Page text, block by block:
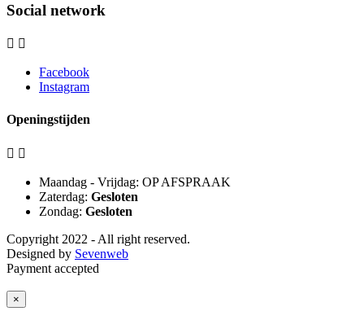
Social network
 
Facebook
Instagram
Openingstijden
 
Maandag - Vrijdag: OP AFSPRAAK
Zaterdag: Gesloten
Zondag: Gesloten
Copyright 2022 - All right reserved.
Designed by Sevenweb
Payment accepted
×